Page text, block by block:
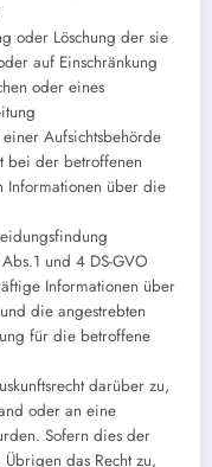
oder Löschung der sie
auf Einschränkung
oder eines
Aufsichtsbehörde
bei der betroffenen
Informationen über die
und 4 DS-GVO
Informationen über
die angestrebten
für die betroffene
darüber zu,
oder an eine
Sofern dies der
das Recht zu,